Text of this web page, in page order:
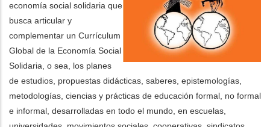
economía social solidaria que
busca articular y
complementar un Currículum
Global de la Economía Social
Solidaria, o sea, los planes
de estudios, propuestas didácticas, saberes, epistemologías,
metodologías, ciencias y prácticas de educación formal, no formal
e informal, desarrolladas en todo el mundo, en escuelas,